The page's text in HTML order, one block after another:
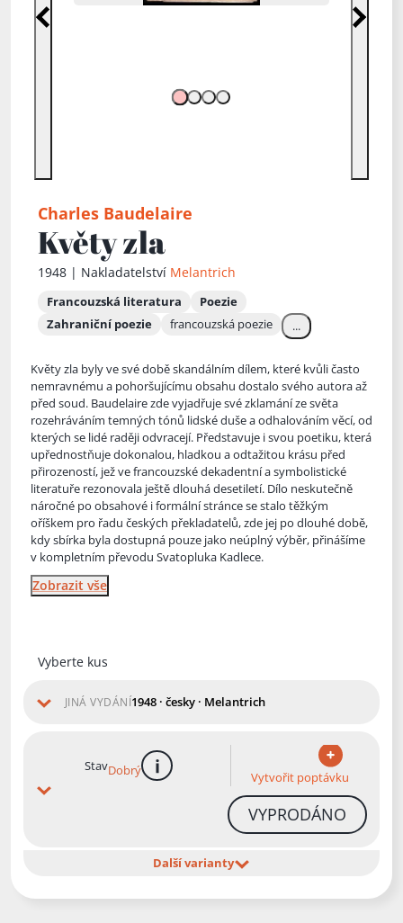
Předchozí Další
Charles Baudelaire
Květy zla
1948 | Nakladatelství Melantrich
Francouzská literatura
Poezie
Zahraniční poezie
francouzská poezie ...
Květy zla byly ve své době skandálním dílem, které kvůli často
nemravnému a pohoršujícímu obsahu dostalo svého autora až
před soud. Baudelaire zde vyjadřuje své zklamání ze světa
rozehráváním temných tónů lidské duše a odhalováním věcí, od
kterých se lidé raději odvracejí. Představuje i svou poetiku, která
upřednostňuje dokonalou, hladkou a odtažitou krásu před
přirozeností, jež ve francouzské dekadentní a symbolistické
literatuře rezonovala ještě dlouhá desetiletí. Dílo neskutečně
náročné po obsahové i formální stránce se stalo těžkým
oříškem pro řadu českých překladatelů, zde jej po dlouhé době,
kdy sbírka byla dostupná pouze jako neúplný výběr, přinášíme
v kompletním převodu Svatopluka Kadlece.
Zobrazit vše
Vyberte kus
JINÁ VYDÁNÍ1948 · česky · Melantrich
StavDobrý více informací Vytvořit poptávku
VYPRODÁNO
Další varianty